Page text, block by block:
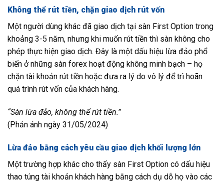
Không thể rút tiền, chặn giao dịch rút vốn
Một người dùng khác đã giao dịch tại sàn First Option trong
khoảng 3-5 năm, nhưng khi muốn rút tiền thì sàn không cho
phép thực hiện giao dịch. Đây là một dấu hiệu lừa đảo phổ
biến ở những sàn forex hoạt động không minh bạch – họ
chặn tài khoản rút tiền hoặc đưa ra lý do vô lý để trì hoãn
quá trình rút vốn của khách hàng.
“Sàn lừa đảo, không thể rút tiền.”
(Phản ánh ngày 31/05/2024)
Lừa đảo bằng cách yêu cầu giao dịch khối lượng lớn
Một trường hợp khác cho thấy sàn First Option có dấu hiệu
thao túng tài khoản khách hàng bằng cách dụ dỗ họ vào các